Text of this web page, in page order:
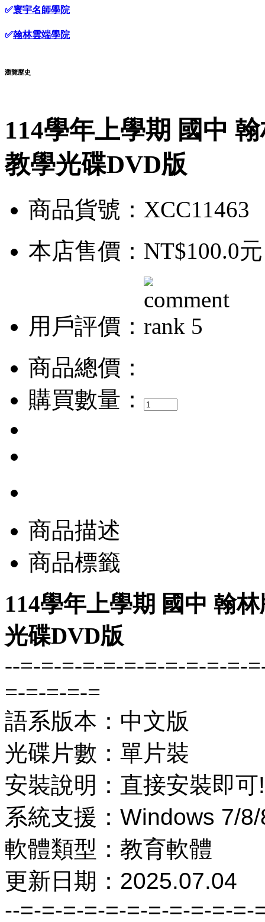
✅寰宇名師學院
✅翰林雲端學院
瀏覽歷史
114學年上學期 國中
教學光碟DVD版
商品貨號：XCC11463
本店售價： NT$100.0元
用戶評價：
商品總價：
購買數量：
商品描述
商品標籤
114學年上學期 國中 翰
光碟DVD版
--=-=-=-=-=-=-=-=-=-=-=-
=-=-=-=-=
語系版本：中文版
光碟片數：單片裝
安裝說明：直接安裝即可!
系統支援：Windows 7/
軟體類型：教育軟體
更新日期：2025.07.04
--=-=-=-=-=-=-=-=-=-=-